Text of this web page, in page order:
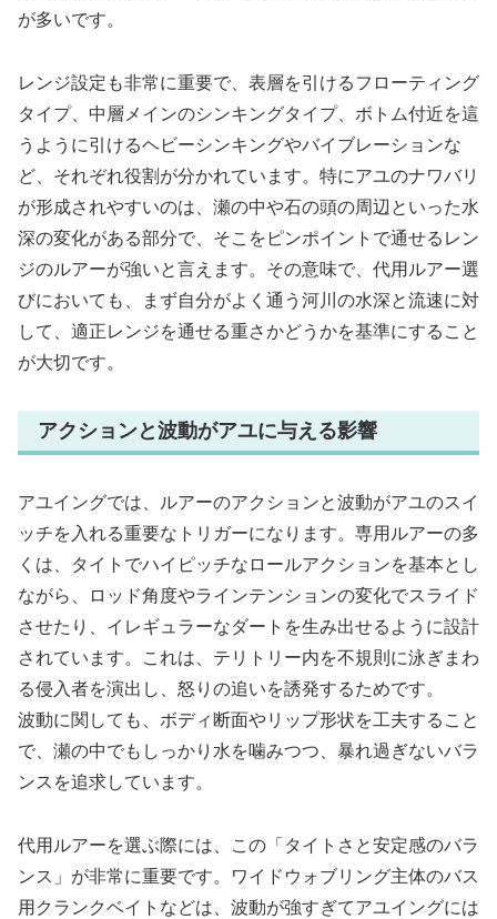
が多いです。
レンジ設定も非常に重要で、表層を引けるフローティング
タイプ、中層メインのシンキングタイプ、ボトム付近を這
うように引けるヘビーシンキングやバイブレーションな
ど、それぞれ役割が分かれています。特にアユのナワバリ
が形成されやすいのは、瀬の中や石の頭の周辺といった水
深の変化がある部分で、そこをピンポイントで通せるレン
ジのルアーが強いと言えます。その意味で、代用ルアー選
びにおいても、まず自分がよく通う河川の水深と流速に対
して、適正レンジを通せる重さかどうかを基準にすること
が大切です。
アクションと波動がアユに与える影響
アユイングでは、ルアーのアクションと波動がアユのスイ
ッチを入れる重要なトリガーになります。専用ルアーの多
くは、タイトでハイピッチなロールアクションを基本とし
ながら、ロッド角度やラインテンションの変化でスライド
させたり、イレギュラーなダートを生み出せるように設計
されています。これは、テリトリー内を不規則に泳ぎまわ
る侵入者を演出し、怒りの追いを誘発するためです。
波動に関しても、ボディ断面やリップ形状を工夫すること
で、瀬の中でもしっかり水を噛みつつ、暴れ過ぎないバラ
ンスを追求しています。
代用ルアーを選ぶ際には、この「タイトさと安定感のバラ
ンス」が非常に重要です。ワイドウォブリング主体のバス
用クランクベイトなどは、波動が強すぎてアユイングには